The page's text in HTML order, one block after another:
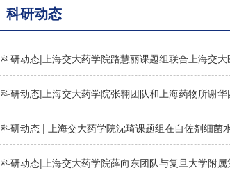
科研动态
科研动态|上海交大药学院张翱团队和上海药物所谢
科研动态 | 上海交大药学院沈琦课题组在自佐剂细菌